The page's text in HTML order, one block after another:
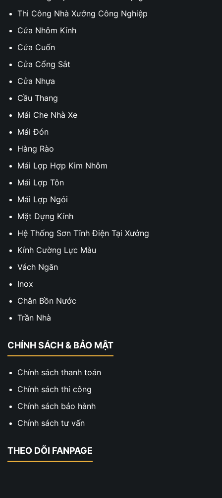
Thi Công Nhà Xưởng Công Nghiệp
Cửa Nhôm Kính
Cửa Cuốn
Cửa Cổng Sắt
Cửa Nhựa
Cầu Thang
Mái Che Nhà Xe
Mái Đón
Hàng Rào
Mái Lợp Hợp Kim Nhôm
Mái Lợp Tôn
Mái Lợp Ngói
Mặt Dựng Kính
Hệ Thống Sơn Tĩnh Điện Tại Xưởng
Kính Cường Lực Màu
Vách Ngăn
Inox
Chân Bồn Nước
Trần Nhà
CHÍNH SÁCH & BẢO MẬT
Chính sách thanh toán
Chính sách thi công
Chính sách bảo hành
Chính sách tư vấn
THEO DÕI FANPAGE